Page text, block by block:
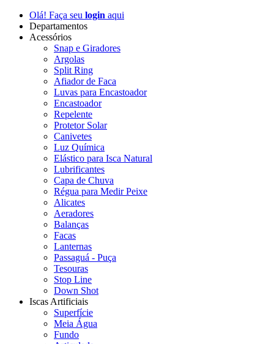
Olá! Faça seu login aqui
Departamentos
Acessórios
Snap e Giradores
Argolas
Split Ring
Afiador de Faca
Luvas para Encastoador
Encastoador
Repelente
Protetor Solar
Canivetes
Luz Química
Elástico para Isca Natural
Lubrificantes
Capa de Chuva
Régua para Medir Peixe
Alicates
Aeradores
Balanças
Facas
Lanternas
Passaguá - Puça
Tesouras
Stop Line
Down Shot
Iscas Artificiais
Superfície
Meia Água
Fundo